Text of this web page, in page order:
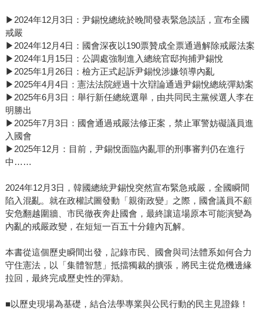
▶2024年12月3日：尹錫悅總統於晚間發表緊急談話，宣布全國
戒嚴
▶2024年12月4日：國會深夜以190票贊成全票通過解除戒嚴法案
▶2024年1月15日：公調處強制進入總統官邸拘捕尹錫悅
▶2025年1月26日：檢方正式起訴尹錫悅涉嫌領導內亂
▶2025年4月4日：憲法法院經過十次辯論通過尹錫悅總統彈劾案
▶2025年6月3日：舉行新任總統選舉，由共同民主黨候選人李在
明勝出
▶2025年7月3日：國會通過戒嚴法修正案，禁止軍警妨礙議員進
入國會
▶2025年12月：目前，尹錫悅面臨內亂罪的刑事審判仍在進行
中……
2024年12月3日，韓國總統尹錫悅突然宣布緊急戒嚴，全國瞬間
陷入混亂。就在政權試圖發動「親衛政變」之際，國會議員不顧
安危翻越圍牆、市民徹夜奔赴國會，最終讓這場原本可能演變為
內亂的戒嚴政變，在短短一百五十分鐘內瓦解。
本書從這個歷史瞬間出發，記錄市民、國會與司法體系如何合力
守住憲法，以「集體智慧」抵擋獨裁的擴張，將民主從危機邊緣
拉回，最終完成歷史性的彈劾。
■以歷史現場為基礎，結合法學專業與公民行動的民主見證錄！